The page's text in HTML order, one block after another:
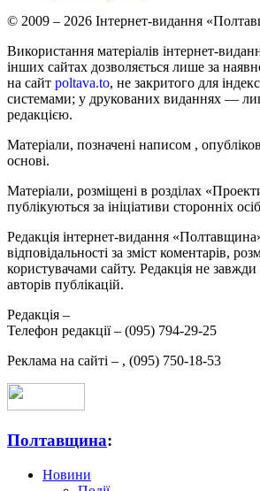
© 2009 – 2026 Інтернет-видання
Використання матеріалів інтернет-
інших сайтах дозволяється лише за
на сайт poltava.to, не закритого для
системами; у друкованих виданнях —
редакцією.
Матеріали, позначені написом ,
основі.
Матеріали, розміщені в розділах
публікуються за ініціативи сторонніх
Редакція інтернет-видання
відповідальності за зміст коментарів,
користувачами сайту. Редакція не завжди
авторів публікацій.
Редакція –
Телефон редакції – (095) 794-29-25
Реклама на сайті – , (095) 750-18-53
Полтавщина:
Новини